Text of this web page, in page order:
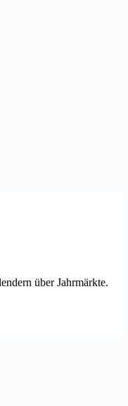
über Jahrmärkte.